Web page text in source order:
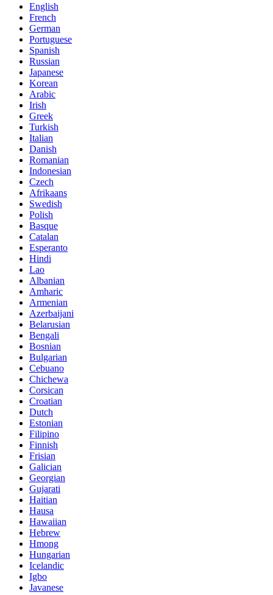
English
French
German
Portuguese
Spanish
Russian
Japanese
Korean
Arabic
Irish
Greek
Turkish
Italian
Danish
Romanian
Indonesian
Czech
Afrikaans
Swedish
Polish
Basque
Catalan
Esperanto
Hindi
Lao
Albanian
Amharic
Armenian
Azerbaijani
Belarusian
Bengali
Bosnian
Bulgarian
Cebuano
Chichewa
Corsican
Croatian
Dutch
Estonian
Filipino
Finnish
Frisian
Galician
Georgian
Gujarati
Haitian
Hausa
Hawaiian
Hebrew
Hmong
Hungarian
Icelandic
Igbo
Javanese